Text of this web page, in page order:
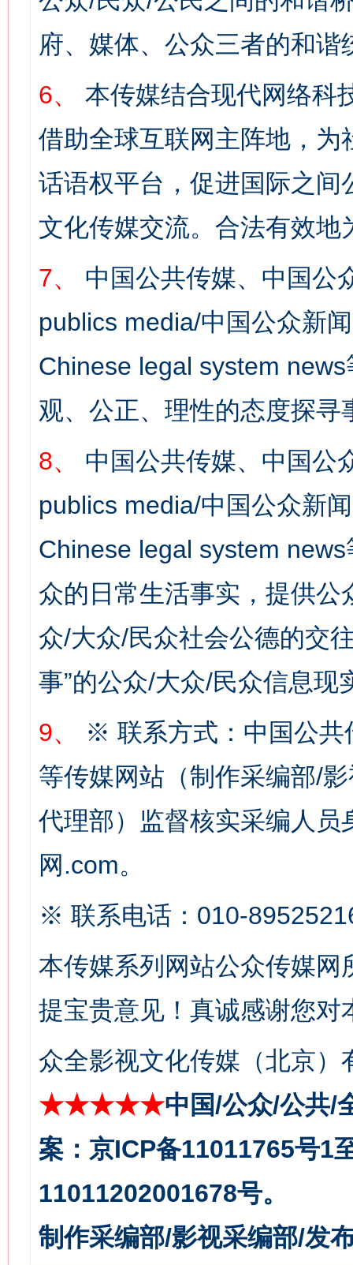
府、媒体、公众三者的和谐
6、
本传媒结合现代网络科
借助全球互联网主阵地，
话语权平台，促进国际之
文化传媒交流。合法有效地
7、
中国公共传媒、中国公
publics media/中国公众新
Chinese legal system
观、公正、理性的态度探寻
8、
中国公共传媒、中国公
publics media/中国公众新
Chinese legal system
众的日常生活事实，提供
众/大众/民众社会公德的交
事”的公众/大众/民众信息现
9、
※ 联系方式：中国公共
等传媒网站（制作采编部/
代理部）监督核实采编人员
网.com。
※ 联系电话：010-
本传媒系列网站公众传媒
提宝贵意见！真诚感谢您
众全影视文化传媒（北京）
★★★★★中国/公众/公共/
案：京ICP备11011765号1
11011202001678号。
制作采编部/影视采编部/发
网上购药对药下症？
在谋一域中谋全局
今